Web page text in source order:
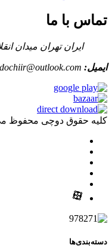
تماس با ما
ایران تهران میدان
ایمیل: dochiir@outlook.com
کلیه حقوق دوچی محفوظ
دسته‌بندی‌ها